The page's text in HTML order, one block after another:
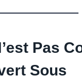
Pas
Sous